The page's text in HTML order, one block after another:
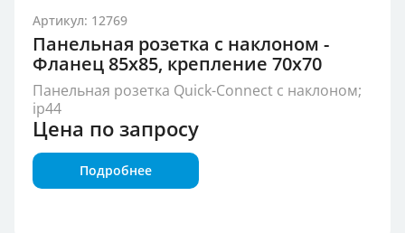
Артикул: 12769
Панельная розетка с наклоном -
Фланец 85x85, крепление 70x70
Панельная розетка Quick-Connect с наклоном;
ip44
Цена по запросу
Подробнее